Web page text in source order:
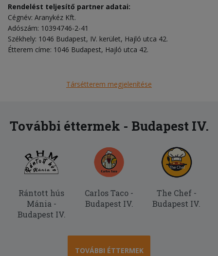
Rendelést teljesítő partner adatai:
Cégnév: Aranykéz Kft.
Adószám: 10394746-2-41
Székhely: 1046 Budapest, IV. kerület, Hajló utca 42.
Étterem címe: 1046 Budapest, Hajló utca 42.
Társétterem megjelenítése
További éttermek - Budapest IV.
Rántott hús
Mánia -
Budapest IV.
Carlos Taco -
Budapest IV.
The Chef -
Budapest IV.
TOVÁBBI ÉTTERMEK